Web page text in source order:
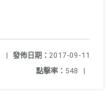
發佈日期： 2017-09-11
|
點擊率： 548 |